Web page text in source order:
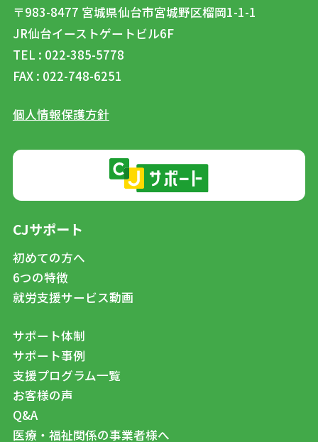
〒983-8477 宮城県仙台市宮城野区榴岡1-1-1
JR仙台イーストゲートビル6F
TEL : 022-385-5778
FAX : 022-748-6251
個人情報保護方針
CJサポート
初めての方へ
6つの特徴
就労支援サービス動画
サポート体制
サポート事例
支援プログラム一覧
お客様の声
Q&A
医療・福祉関係の事業者様へ